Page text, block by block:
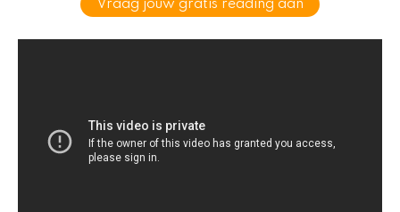
Vraag jouw gratis reading aan